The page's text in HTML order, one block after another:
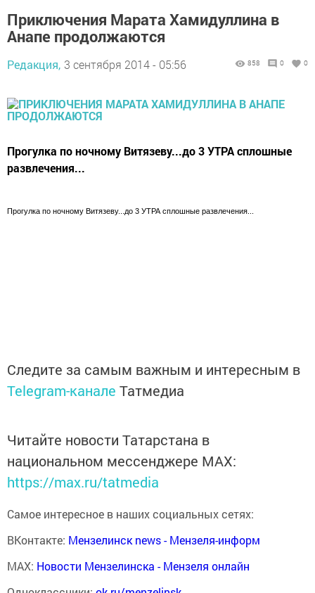
Приключения Марата Хамидуллина в
Анапе продолжаются
Редакция, 3 сентября 2014 - 05:56 858 0 0
Прогулка по ночному Витязеву...до 3 УТРА сплошные
развлечения...
Прогулка по ночному Витязеву...до 3 УТРА сплошные развлечения...
Следите за самым важным и интересным в
Telegram-канале Татмедиа
Читайте новости Татарстана в
национальном мессенджере MАХ:
https://max.ru/tatmedia
Самое интересное в наших социальных сетях:
ВКонтакте: Мензелинск news - Мензеля-информ
MAX: Новости Мензелинска - Мензеля онлайн